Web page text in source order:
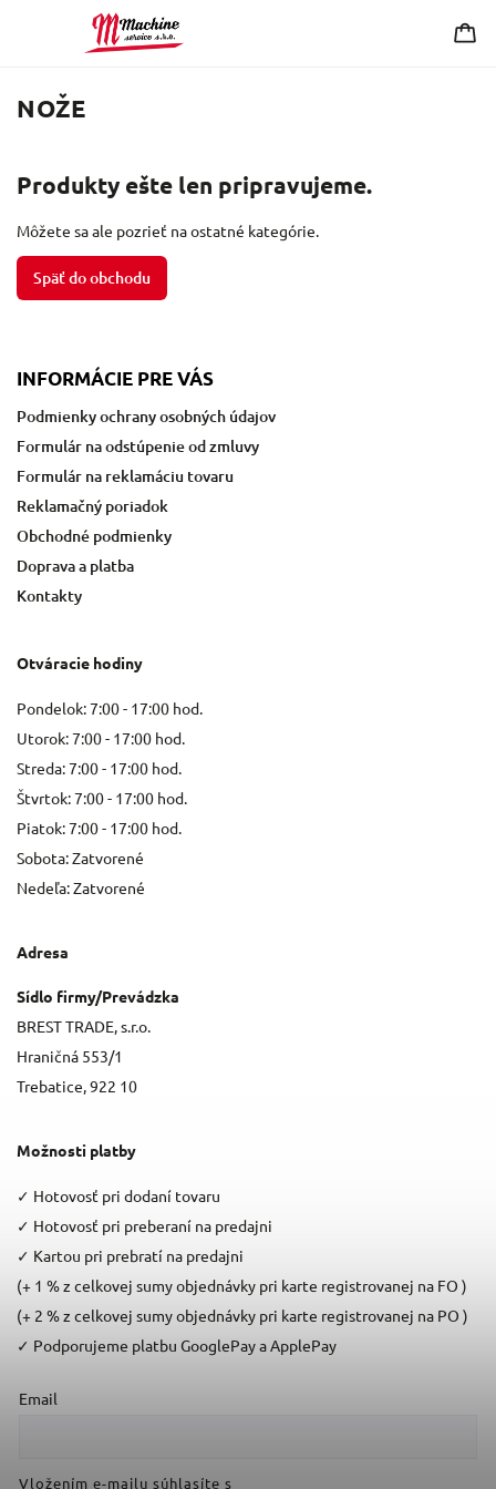
NOŽE
Produkty ešte len pripravujeme.
Môžete sa ale pozrieť na ostatné kategórie.
Späť do obchodu
INFORMÁCIE PRE VÁS
Podmienky ochrany osobných údajov
Formulár na odstúpenie od zmluvy
Formulár na reklamáciu tovaru
Reklamačný poriadok
Obchodné podmienky
Doprava a platba
Kontakty
Otváracie hodiny
Pondelok: 7:00 - 17:00 hod.
Utorok: 7:00 - 17:00 hod.
Streda: 7:00 - 17:00 hod.
Štvrtok: 7:00 - 17:00 hod.
Piatok: 7:00 - 17:00 hod.
Sobota: Zatvorené
Nedeľa: Zatvorené
Adresa
Sídlo firmy/Prevádzka
BREST TRADE, s.r.o.
Hraničná 553/1
Trebatice, 922 10
Možnosti platby
✓ Hotovosť pri dodaní tovaru
✓ Hotovosť pri preberaní na predajni
✓ Kartou pri prebratí na predajni
(+ 1 % z celkovej sumy objednávky pri karte registrovanej na FO )
(+ 2 % z celkovej sumy objednávky pri karte registrovanej na PO )
✓ Podporujeme platbu GooglePay a ApplePay
Email
Vložením e-mailu súhlasíte s